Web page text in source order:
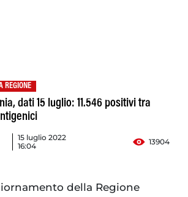
REGIONE
dati 15 luglio: 11.546 positivi tra
15 luglio 2022
16:04
13904
della Regione